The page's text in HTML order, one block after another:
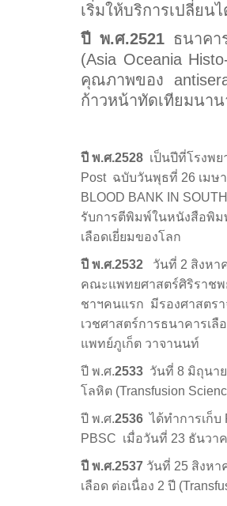
เริ่มให้บริการเปลี่ยนไ
ปี พ.ศ.2521 ธนาคา
(Asia Oceania
คุณภาพของ
ก้าวหน้าทัดเทียมนา
ปี พ.ศ.2528 เป็นปีที่โรงพ
Post ฉบับวันพุธที่ 26 เมษา
BLOOD BANK IN
รับการตีพิมพ์ในหนังสือพิม
เลือดเยี่ยมของโลก
ปี พ.ศ.2532 วันที่ 2 สิงหา
คณะแพทยศาสตร์ศิริราช
ชาฯคนแรก มีรองศาสตร
เวชศาสตร์การธนาคารเลื
แพทย์ภูเก็ต วาจานนท์
ปี พ.ศ.2533 วันที่ 8 มิถุนา
โลหิต (Transfusion
ปี พ.ศ.2536ได้ทำการเก็บ
PBSC เมื่อวันที่ 23 ธันวา
ปี พ.ศ.2537 วันที่ 25 สิงห
เลือด ต่อเนื่อง 2 ปี